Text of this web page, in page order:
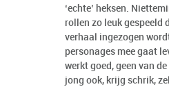
‘echte’ heksen.
rollen zo leuk gespeeld
verhaal ingezogen
personages mee gaat
werkt goed, geen van
jong ook, krijg schrik,